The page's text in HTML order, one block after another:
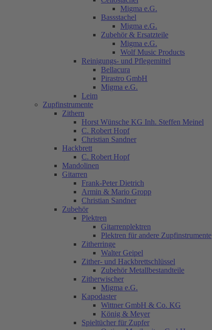
Migma e.G.
Bassstachel
Migma e.G.
Zubehör & Ersatzteile
Migma e.G.
Wolf Music Products
Reinigungs- und Pflegemittel
Bellacura
Pirastro GmbH
Migma e.G.
Leim
Zupfinstrumente
Zithern
Horst Wünsche KG Inh. Steffen Meinel
C. Robert Hopf
Christian Sandner
Hackbrett
C. Robert Hopf
Mandolinen
Gitarren
Frank-Peter Dietrich
Armin & Mario Gropp
Christian Sandner
Zubehör
Plektren
Gitarrenplektren
Plektren für andere Zupfinstrumente
Zitherringe
Walter Geipel
Zither- und Hackbrettschlüssel
Zubehör Metallbestandteile
Zitherwischer
Migma e.G.
Kapodaster
Wittner GmbH & Co. KG
König & Meyer
Spieltücher für Zupfer